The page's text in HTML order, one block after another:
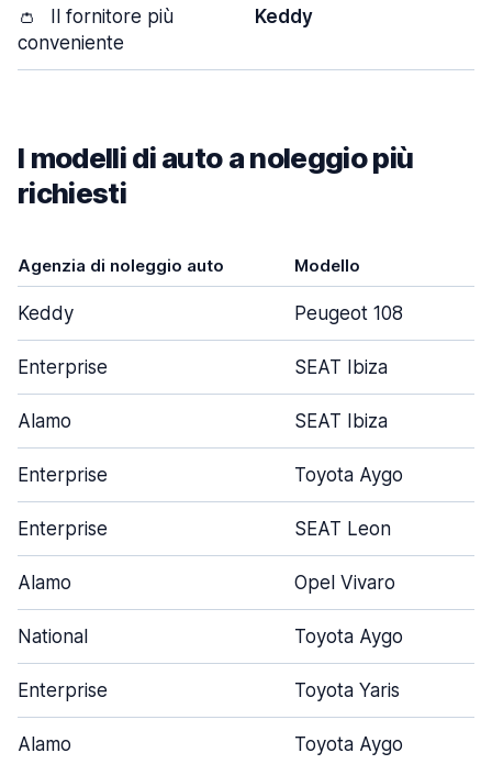
👛
Il fornitore più
conveniente
Keddy
I modelli di auto a noleggio più
richiesti
Agenzia di noleggio auto Modello
Keddy Peugeot 108
Enterprise SEAT Ibiza
Alamo SEAT Ibiza
Enterprise Toyota Aygo
Enterprise SEAT Leon
Alamo Opel Vivaro
National Toyota Aygo
Enterprise Toyota Yaris
Alamo Toyota Aygo